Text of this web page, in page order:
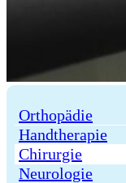
Orthopädie
Handtherapie
Chirurgie
Neurologie